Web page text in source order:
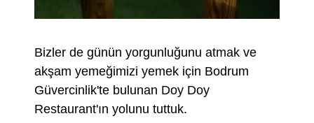
Bizler de günün yorgunluğunu atmak ve
akşam yemeğimizi yemek için Bodrum
Güvercinlik'te bulunan Doy Doy
Restaurant'ın yolunu tuttuk.